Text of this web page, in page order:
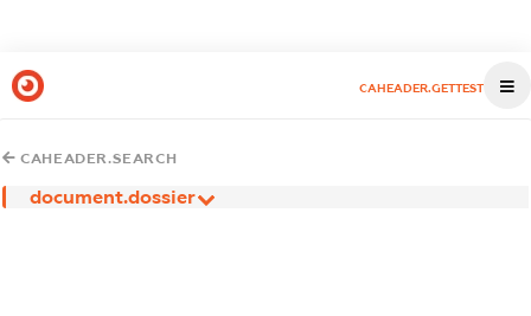
CAHEADER.GETTEST
CAHEADER.SEARCH
document.dossier